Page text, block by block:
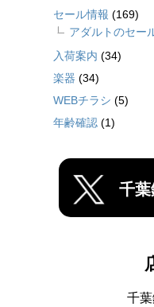
セール情報 (169)
アダルトのセー
入荷案内 (34)
楽器 (34)
WEBチラシ (5)
年齢確認 (1)
千
千